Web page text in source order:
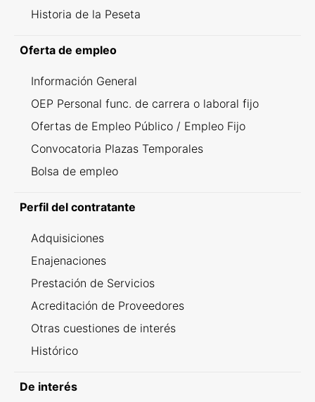
Historia de la Peseta
Oferta de empleo
Información General
OEP Personal func. de carrera o laboral fijo
Ofertas de Empleo Público / Empleo Fijo
Convocatoria Plazas Temporales
Bolsa de empleo
Perfil del contratante
Adquisiciones
Enajenaciones
Prestación de Servicios
Acreditación de Proveedores
Otras cuestiones de interés
Histórico
De interés